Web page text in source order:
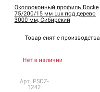
Околооконный профиль Docke
75/200/15 мм Lux под дерево
3000 мм, Сибирский
Товар снят с производства
Нет в наличии
Арт. PSDZ-
1242